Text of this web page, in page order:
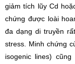
giảm tích lũy Cd
chứng được loài
đa dạng di truyền
stress. Minh chứng
isogenic lines)